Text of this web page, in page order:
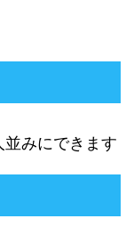
みにできます